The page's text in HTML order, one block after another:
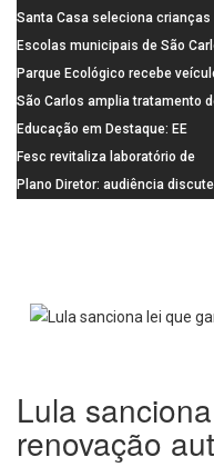
dia 10 de agosto em São Carlos
terá horário especial para o dia
dos Pais
Santa Casa seleciona crianças
para pesquisa sobre dor de
crescimento
Escolas municipais de São
superam média Nacional do
Parque Ecológico recebe
elétricos e moderniza rotina de
manejo dos animais
São Carlos amplia tratamento
resíduos de saúde com
de última geração
Educação em Destaque: EE
Visconde da Cunha Bueno, em
Santa Eudóxia, alcança nota 7,8
Fesc revitaliza laboratório de
informática da Emeb Ulysses
Plano Diretor: audiência discute
Lula
renovação